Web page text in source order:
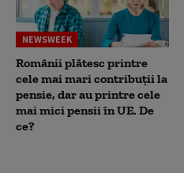
NEWSWEEK
Românii plătesc printre
cele mai mari contribuții la
pensie, dar au printre cele
mai mici pensii în UE. De
ce?